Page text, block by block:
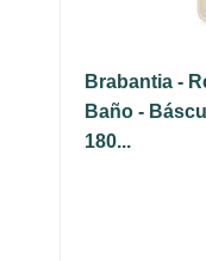
Brabantia -
Baño -
180...